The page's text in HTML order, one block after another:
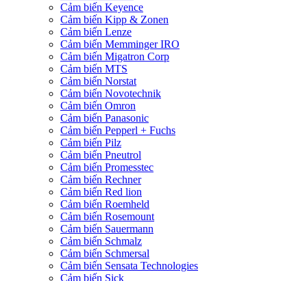
Cảm biến Keyence
Cảm biến Kipp & Zonen
Cảm biến Lenze
Cảm biến Memminger IRO
Cảm biến Migatron Corp
Cảm biến MTS
Cảm biến Norstat
Cảm biến Novotechnik
Cảm biến Omron
Cảm biến Panasonic
Cảm biến Pepperl + Fuchs
Cảm biến Pilz
Cảm biến Pneutrol
Cảm biến Promesstec
Cảm biến Rechner
Cảm biến Red lion
Cảm biến Roemheld
Cảm biến Rosemount
Cảm biến Sauermann
Cảm biến Schmalz
Cảm biến Schmersal
Cảm biến Sensata Technologies
Cảm biến Sick